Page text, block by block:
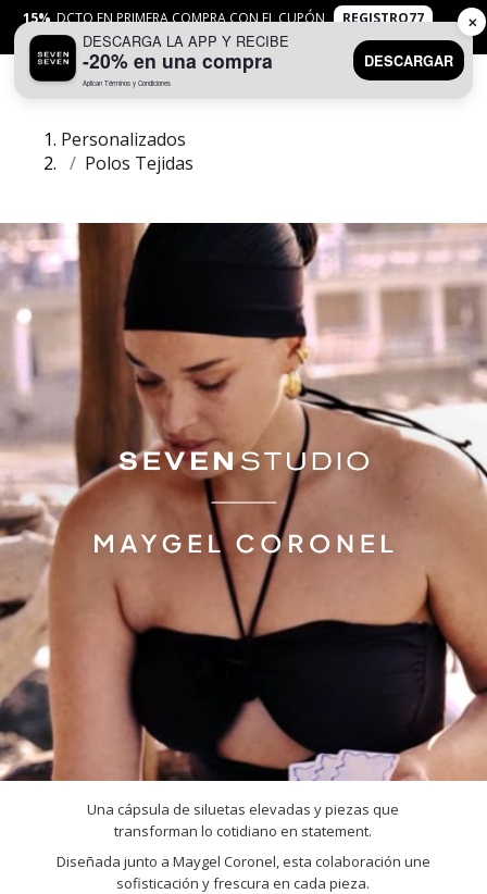
15% DCTO EN PRIMERA COMPRA CON EL CUPÓN
REGISTRO77
APLICANTYC
Personalizados
Polos Tejidas
Una cápsula de siluetas elevadas y piezas que
transforman lo cotidiano en statement.
Diseñada junto a Maygel Coronel, esta colaboración une
sofisticación y frescura en cada pieza.
DESCARGA LA APP Y RECIBE
-20% en una compra
Aplican Términos y Condiciones
DESCARGAR
✕